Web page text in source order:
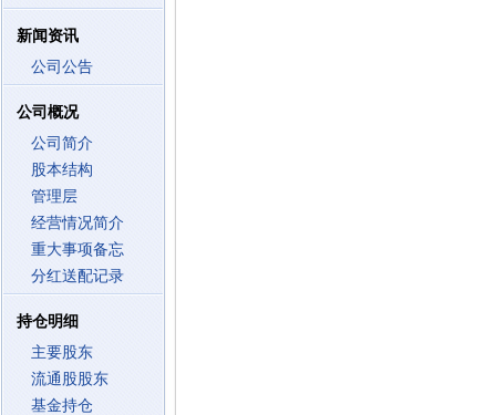
新闻资讯
公司公告
公司概况
公司简介
股本结构
管理层
经营情况简介
重大事项备忘
分红送配记录
持仓明细
主要股东
流通股股东
基金持仓